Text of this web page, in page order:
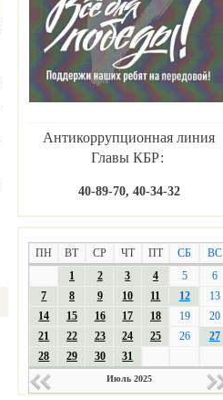
Антикоррупционная линия
Главы КБР:
40-89-70, 40-34-32
ПН ВТ СР ЧТ ПТ СБ
ВС
1
2 3 4 5
6
7
8 9 10 11 12
13
14
15 16 17 18 19
20
21
22 23 24 25 26
27
28
29 30 31
Июль 2025